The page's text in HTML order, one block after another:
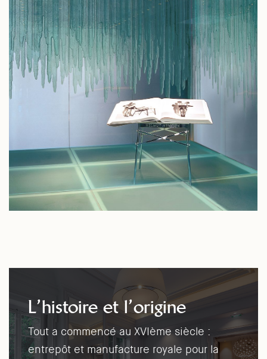
L’histoire et l’origine
Tout a commencé au XVIème siècle :
entrepôt et manufacture royale pour la